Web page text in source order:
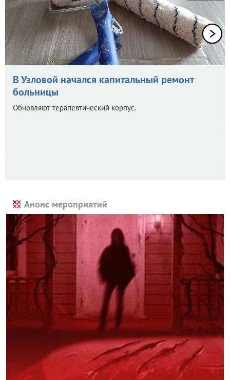
В Узловой начался капитальный ремонт
больницы
Обновляют терапевтический корпус.
Анонс мероприятий